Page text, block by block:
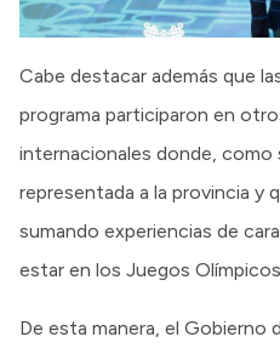
Cabe destacar además que
programa participaron en
internacionales donde, como
representada a la provincia y
sumando experiencias de
estar en los Juegos
De esta manera, el Gobierno